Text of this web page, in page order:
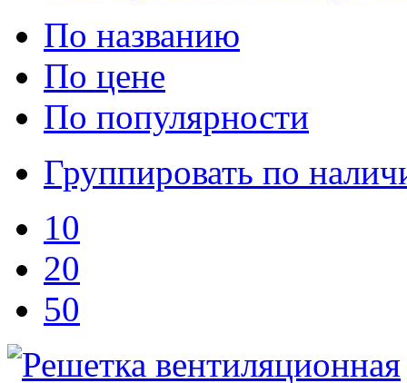
По названию
По цене
По популярности
Группировать по
10
20
50